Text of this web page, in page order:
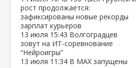
рост продолжается:
зафиксированы новые рекорды
зарплат курьеров
13 июля 15:43 Волгоградцев
зовут на ИТ‑соревнование
“Нейроигры”
13 июля 11:34 В МАХ запущены